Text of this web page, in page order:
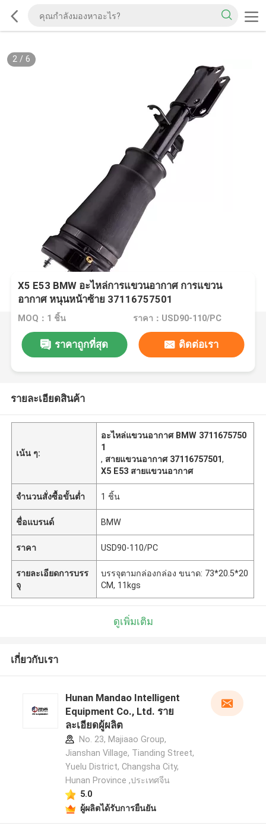
2/ 6
X5 E53 BMW อะไหล่การแขวนอากาศ การแขวน
อากาศ หนุนหน้าซ้าย 37116757501
MOQ：1 ชิ้น ราคา：USD90-110/PC
ราคาถูกที่สุด ติดต่อเรา
รายละเอียดสินค้า
เน้น ๆ:
อะไหล่แขวนอากาศ BMW 3711675750
1
, สายแขวนอากาศ 37116757501,
X5 E53 สายแขวนอากาศ
จำนวนสั่งซื้อขั้นต่ำ 1 ชิ้น
ชื่อแบรนด์ BMW
ราคา USD90-110/PC
รายละเอียดการบรร
จุ
บรรจุตามกล่องกล่อง ขนาด: 73*20.5*20
CM, 11kgs
ดูเพิ่มเติม
เกี่ยวกับเรา
Hunan Mandao Intelligent
Equipment Co., Ltd. ราย
ละเอียดผู้ผลิต
No. 23, Majiaao Group,
Jianshan Village, Tianding Street,
Yuelu District, Changsha City,
Hunan Province ,ประเทศจีน
5.0
ผู้ผลิตได้รับการยืนยัน